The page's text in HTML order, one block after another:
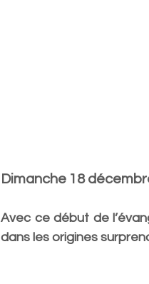
Dimanche 18
Avec ce début de
dans les origines